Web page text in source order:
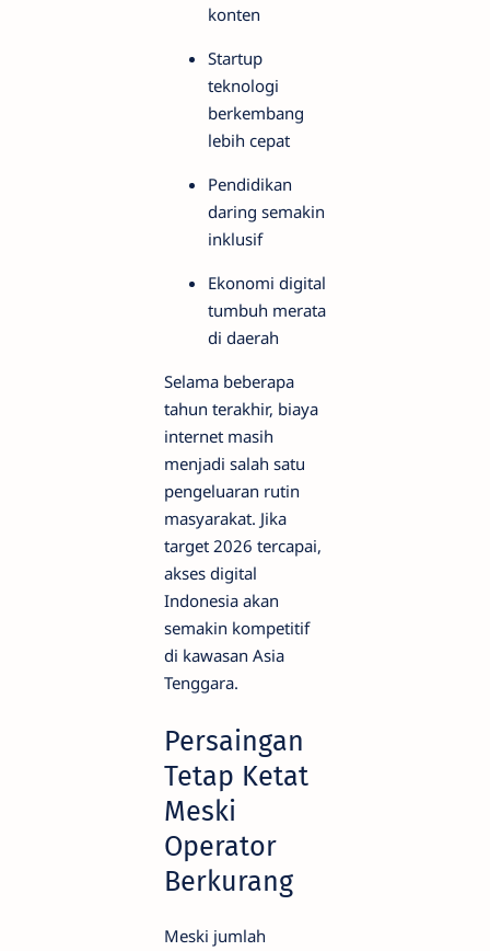
konten
Startup
teknologi
berkembang
lebih cepat
Pendidikan
daring semakin
inklusif
Ekonomi digital
tumbuh merata
di daerah
Selama beberapa
tahun terakhir, biaya
internet masih
menjadi salah satu
pengeluaran rutin
masyarakat. Jika
target 2026 tercapai,
akses digital
Indonesia akan
semakin kompetitif
di kawasan Asia
Tenggara.
Persaingan
Tetap Ketat
Meski
Operator
Berkurang
Meski jumlah